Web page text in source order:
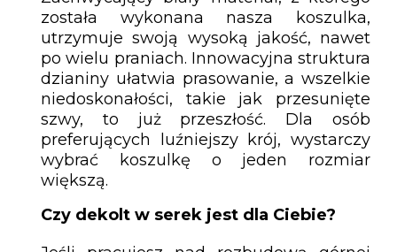
została wykonana nasza koszulka,
utrzymuje swoją wysoką jakość, nawet
po wielu praniach. Innowacyjna struktura
dzianiny ułatwia prasowanie, a wszelkie
niedoskonałości, takie jak przesunięte
szwy, to już przeszłość. Dla osób
preferujących luźniejszy krój, wystarczy
wybrać koszulkę o jeden rozmiar
większą.
Czy dekolt w serek jest dla Ciebie?